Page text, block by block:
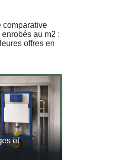
comparative
au m2 :
offres en
et